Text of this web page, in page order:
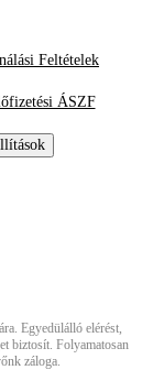
Feltételek
ÁSZF
Egyedülálló elérést,
biztosít. Folyamatosan
záloga.